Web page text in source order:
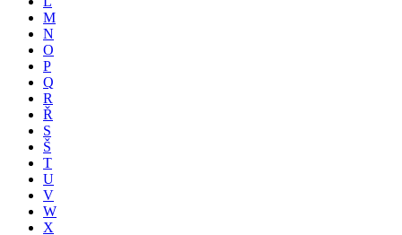
M
N
O
P
Q
R
Ř
S
Š
T
U
V
W
X